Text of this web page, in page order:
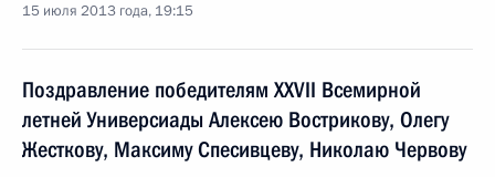
15 июля 2013 года, 19:15
Поздравление победителям XXVII Всемирной
летней Универсиады Алексею Вострикову, Олегу
Жесткову, Максиму Спесивцеву, Николаю Червову